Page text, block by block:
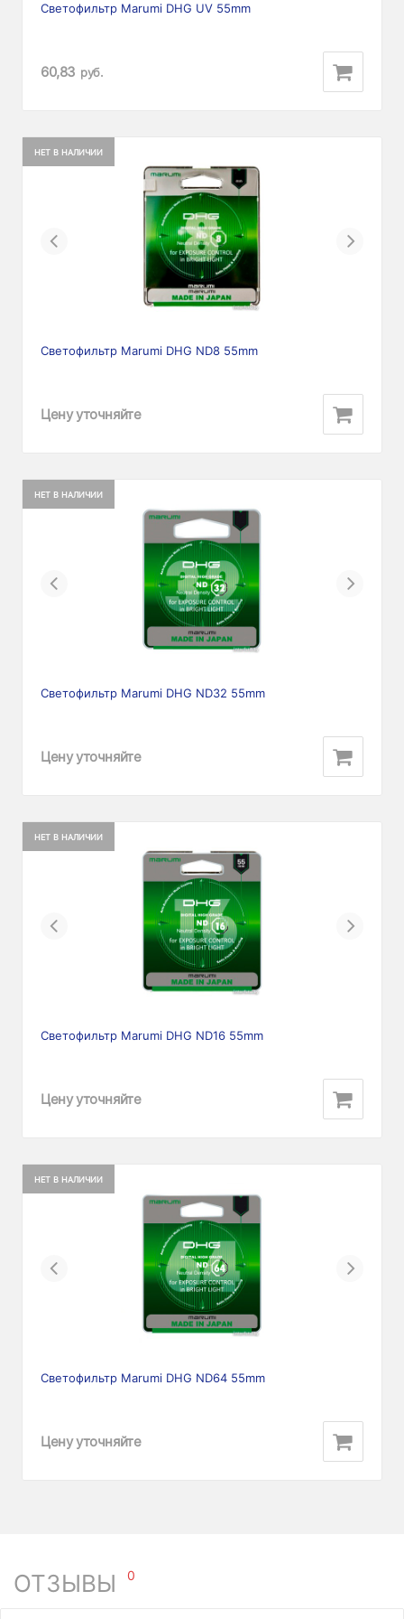
Светофильтр Marumi DHG UV 55mm
60,83 руб.
НЕТ В НАЛИЧИИ
Previous Next
Светофильтр Marumi DHG ND8 55mm
Цену уточняйте
НЕТ В НАЛИЧИИ
Previous Next
Светофильтр Marumi DHG ND32 55mm
Цену уточняйте
НЕТ В НАЛИЧИИ
Previous Next
Светофильтр Marumi DHG ND16 55mm
Цену уточняйте
НЕТ В НАЛИЧИИ
Previous Next
Светофильтр Marumi DHG ND64 55mm
Цену уточняйте
ОТЗЫВЫ 0